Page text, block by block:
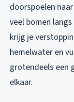
doorspoelen
veel bomen
krijg je
hemelwater en
grotendeels een
elkaar.